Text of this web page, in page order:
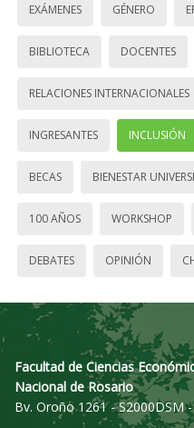
EXÁMENES GÉNERO
BIBLIOTECA DOCENTES
RELACIONES INTERNACIONALES
INGRESANTES INCLUSIÓN
BECAS BIENESTAR
100 AÑOS WORKSHOP
DEBATES OPINIÓN
Facultad de Ciencias
Nacional de Rosario
Bv. Oroño 1261 - S2000DSM